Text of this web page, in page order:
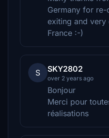
Germany for
exiting and
France :-)
S SKY2802
over 2 years ago
Bonjour
Merci pour
réalisations